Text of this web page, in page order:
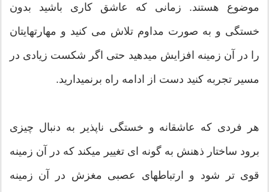
موضوع هستند. زمانی که عاشق کاری باشید بدون
خستگی و به صورت مداوم تلاش می کنید و مهارتهایتان
را در آن زمینه افزایش میدهید حتی اگر شکست زیادی در
مسیر تجربه کنید دست از ادامه راه برنمیدارید.
هر فردی که عاشقانه و خستگی ناپذیر به دنبال چیزی
برود ساختار ذهنش به گونه ای تغییر میکند که در آن زمینه
قوی تر شود و ارتباطهای عصبی مغزش در آن زمینه